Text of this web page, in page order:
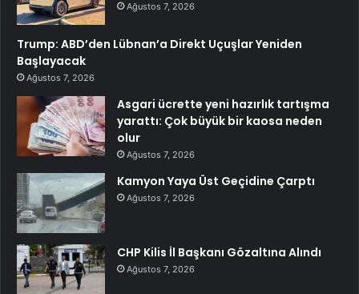
Ağustos 7, 2026
Trump: ABD’den Lübnan’a Direkt Uçuşlar Yeniden
Başlayacak
Ağustos 7, 2026
Asgari ücrette yeni hazırlık tartışma
yarattı: Çok büyük bir kaosa neden
olur
Ağustos 7, 2026
Kamyon Yaya Üst Geçidine Çarptı
Ağustos 7, 2026
CHP Kilis İl Başkanı Gözaltına Alındı
Ağustos 7, 2026